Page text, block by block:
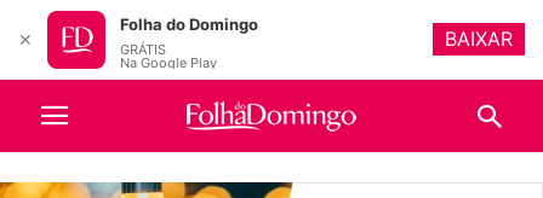
✕
Folha do Domingo
GRÁTIS
Na Google Play
BAIXAR